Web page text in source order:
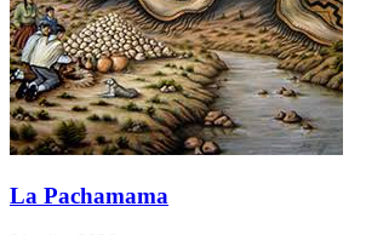
La Pachamama